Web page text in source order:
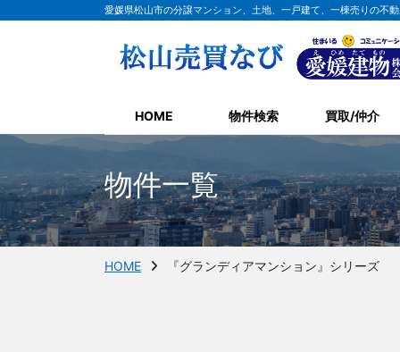
愛媛県松山市の分譲マンション、土地、一戸建て、一棟売りの不
HOME 物件検索 買取/仲介
物件一覧
HOME 『グランディアマンション』シリーズ